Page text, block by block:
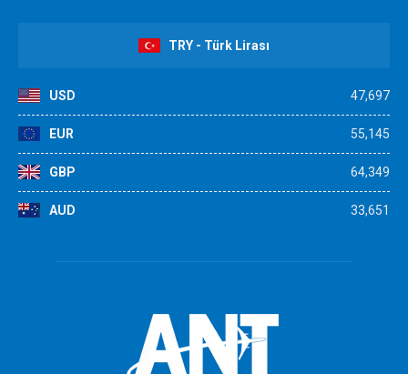
TRY - Türk Lirası
USD 47,697
EUR 55,145
GBP 64,349
AUD 33,651